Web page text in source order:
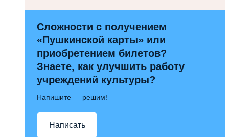
Сложности с получением
«Пушкинской карты» или
приобретением билетов?
Знаете, как улучшить работу
учреждений культуры?
Напишите — решим!
Написать